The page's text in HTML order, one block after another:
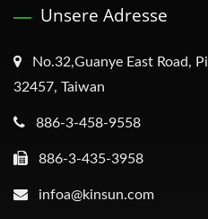
Unsere Adresse
No.32,Guanye East Road,
32457, Taiwan
886-3-458-9558
886-3-435-3958
infoa@kinsun.com